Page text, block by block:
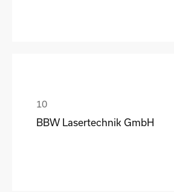
BBW Lasertechnik GmbH